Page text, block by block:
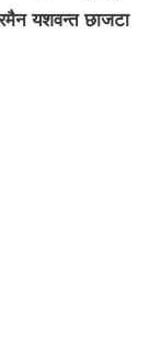
यशवन्त छाजटा